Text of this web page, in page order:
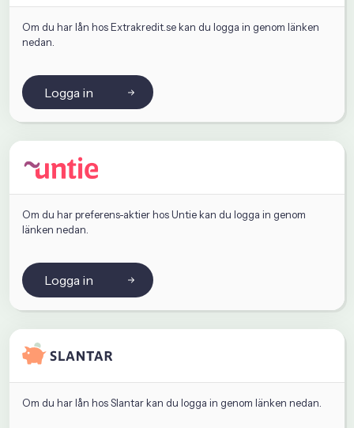
Om du har lån hos Extrakredit.se kan du logga in genom länken
nedan.
Logga in
Om du har preferens-aktier hos Untie kan du logga in genom
länken nedan.
Logga in
Om du har lån hos Slantar kan du logga in genom länken nedan.